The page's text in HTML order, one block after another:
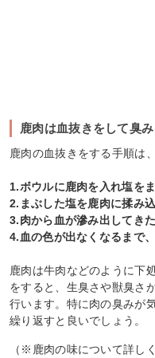
鹿肉は血抜きをして臭
鹿肉の血抜きをする手順は
1.ボウルに鹿肉を入れ塩を
2.まぶした塩を鹿肉に揉み
3.肉から血が滲み出してき
4.血の色が出なくなるまで
鹿肉は牛肉などのように下
をすると、生臭さや獣臭さ
行います。特に肉の臭みが
繰り返すと良いでしょう。
（※鹿肉の味について詳し